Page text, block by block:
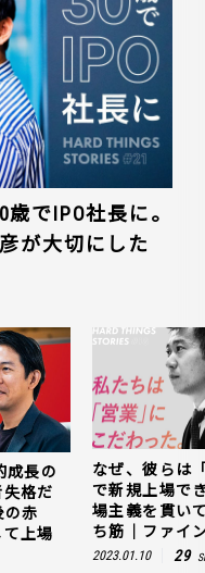
でIPO社長に。
が大切にした
成長の
格だ
の赤
上場
なぜ、彼らは
で新規上場で
場主義を貫い
ち筋｜ファイ
2023.01.10 29